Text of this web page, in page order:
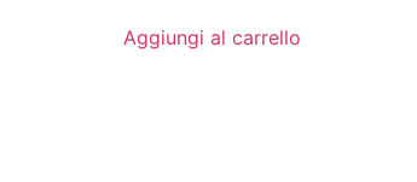
Aggiungi al carrello